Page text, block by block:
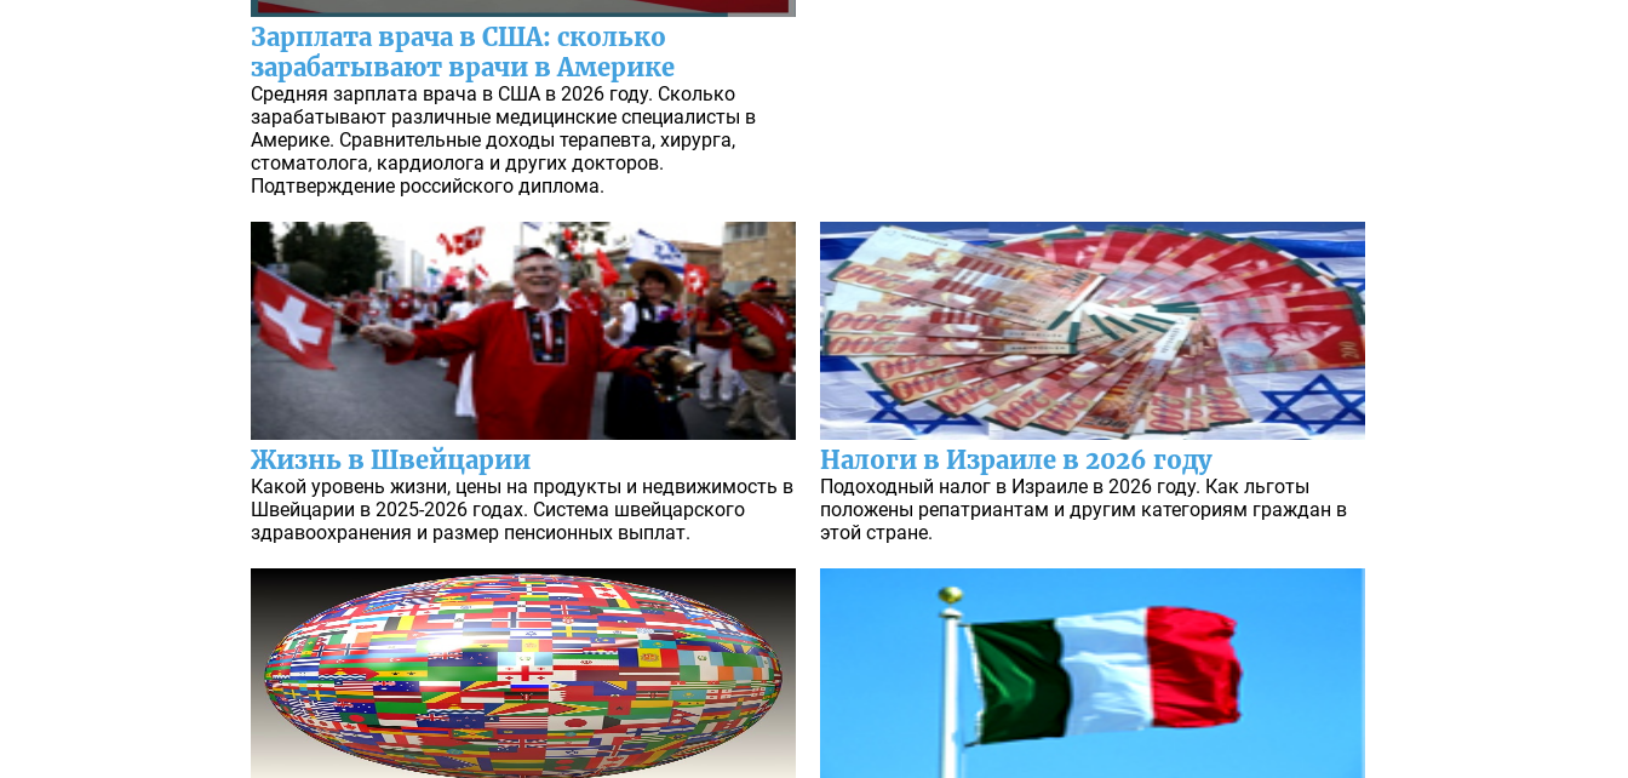
Зарплата врача в США: сколько
зарабатывают врачи в Америке
Средняя зарплата врача в США в 2026 году. Сколько
зарабатывают различные медицинские специалисты в
Америке. Сравнительные доходы терапевта, хирурга,
стоматолога, кардиолога и других докторов.
Подтверждение российского диплома.
Жизнь в Швейцарии
Какой уровень жизни, цены на продукты и недвижимость в
Швейцарии в 2025-2026 годах. Система швейцарского
здравоохранения и размер пенсионных выплат.
Налоги в Израиле в 2026 году
Подоходный налог в Израиле в 2026 году. Как льготы
положены репатриантам и другим категориям граждан в
этой стране.